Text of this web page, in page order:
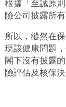
根據 「至誠原則
險公司披露所
所以，縱然在
現該健康問題
閣下沒有披露
險評估及核保